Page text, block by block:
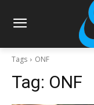
Tags ONF
Tag: ONF